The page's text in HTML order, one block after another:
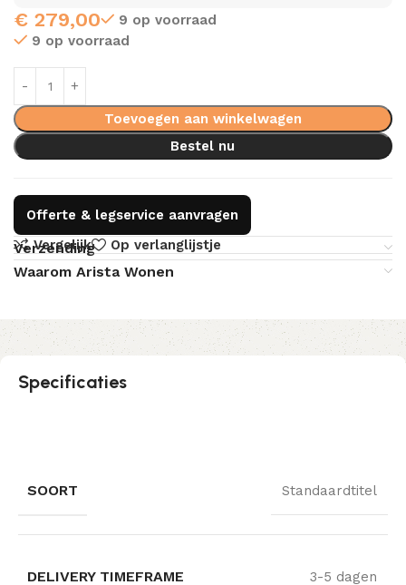
€ 279,00
9 op voorraad
9 op voorraad
Toevoegen aan winkelwagen
Bestel nu
Offerte & legservice aanvragen
Vergelijk
Op verlanglijstje
Verzending
Waarom Arista Wonen
Specificaties
SOORT Standaardtitel
DELIVERY TIMEFRAME 3-5 dagen